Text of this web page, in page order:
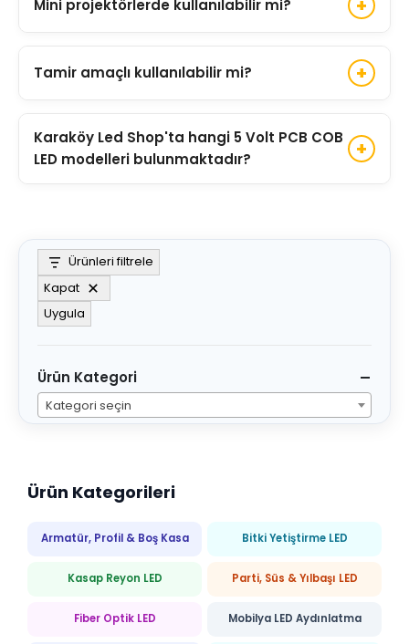
sunarken düşük enerji tüketimi ile çalışmaktadır.
Mini projektörlerde kullanılabilir mi?
Evet. Kompakt yapısı sayesinde mini projektör ve
taşınabilir aydınlatma sistemlerinde kullanılabilir.
Tamir amaçlı kullanılabilir mi?
ve düşük voltajlı LED sistemlerinde yedek modül
olarak kullanılabilir.
Karaköy Led Shop'ta hangi 5 Volt PCB COB
LED modelleri bulunmaktadır?
LED modelleri bulunmaktadır.
Ürünleri filtrele
Kapat
Uygula
Ürün Kategori
Kategori seçin
Ürün Kategorileri
Armatür, Profil & Boş Kasa Bitki Yetiştirme LED
Kasap Reyon LED Parti, Süs & Yılbaşı LED
Fiber Optik LED Mobilya LED Aydınlatma